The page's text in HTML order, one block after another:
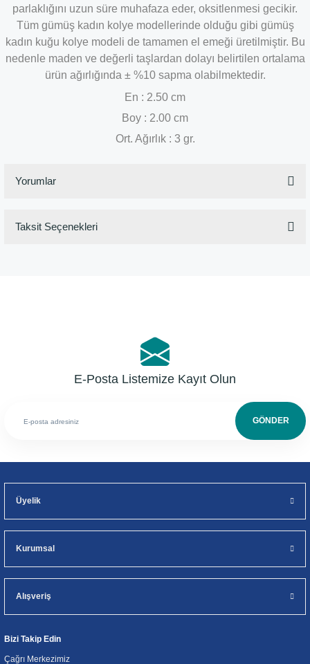
parlaklığını uzun süre muhafaza eder, oksitlenmesi gecikir.
Tüm gümüş kadın kolye modellerinde olduğu gibi gümüş
kadın kuğu kolye modeli de tamamen el emeği üretilmiştir. Bu
nedenle maden ve değerli taşlardan dolayı belirtilen ortalama
ürün ağırlığında ± %10 sapma olabilmektedir.
En : 2.50 cm
Boy : 2.00 cm
Ort. Ağırlık : 3 gr.
Yorumlar
Taksit Seçenekleri
E-Posta Listemize Kayıt Olun
GÖNDER
Üyelik
Kurumsal
Alışveriş
Bizi Takip Edin
Çağrı Merkezimiz